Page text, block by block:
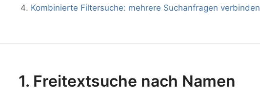
Kombinierte Filtersuche: mehrere Suchanfragen verbinden
1. Freitextsuche nach Namen